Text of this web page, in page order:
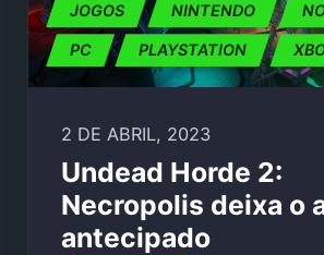
JOGOS NINTENDO
PC PLAYSTATION
2 DE ABRIL, 2023
Undead Horde 2:
Necropolis deixa o
antecipado